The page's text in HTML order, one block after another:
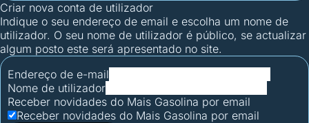
Criar nova conta de utilizador
Indique o seu endereço de email e escolha um nome de
utilizador. O seu nome de utilizador é público, se actualizar
algum posto este será apresentado no site.
Endereço de e-mail
Nome de utilizador
Receber novidades do Mais Gasolina por email
Receber novidades do Mais Gasolina por email